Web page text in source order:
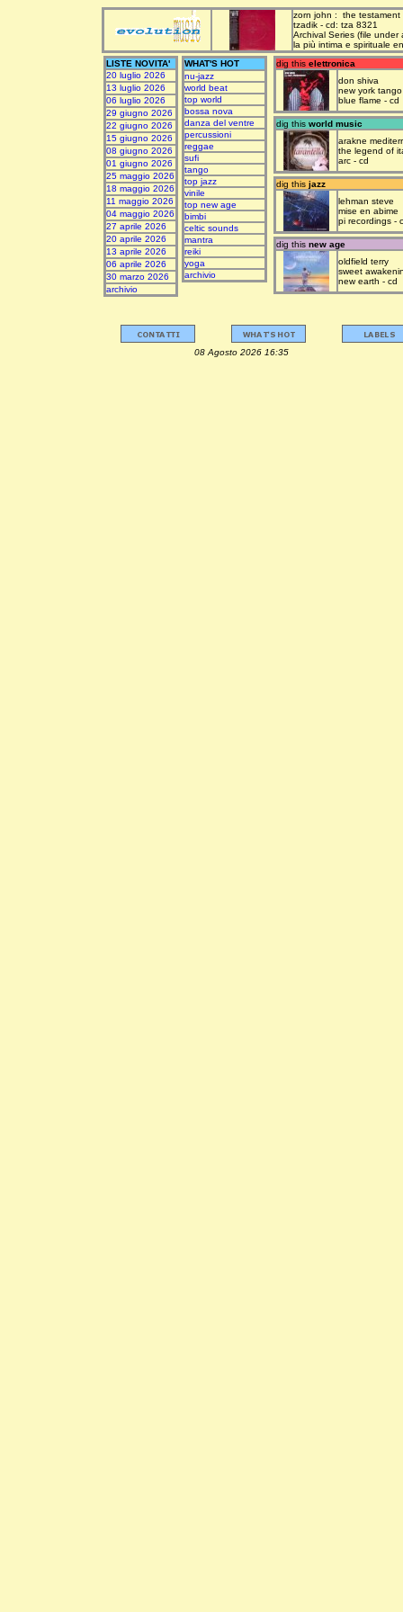
zorn john : the testament
tzadik - cd: tza 8321
Archival Series (file under
la più intima e spirituale
LISTE NOVITA'
20 luglio 2026
13 luglio 2026
06 luglio 2026
29 giugno 2026
22 giugno 2026
15 giugno 2026
08 giugno 2026
01 giugno 2026
25 maggio 2026
18 maggio 2026
11 maggio 2026
04 maggio 2026
27 aprile 2026
20 aprile 2026
13 aprile 2026
06 aprile 2026
30 marzo 2026
archivio
WHAT'S HOT
nu-jazz
world beat
top world
bossa nova
danza del ventre
percussioni
reggae
sufi
tango
top jazz
vinile
top new age
bimbi
celtic sounds
mantra
reiki
yoga
archivio
dig this elettronica
don shiva
new york tango
blue flame - cd
dig this world music
arakne
the legend of
arc - cd
dig this jazz
lehman steve
mise en abime
pi recordings -
dig this new age
oldfield terry
sweet
new earth - cd
08 Agosto 2026 16:35